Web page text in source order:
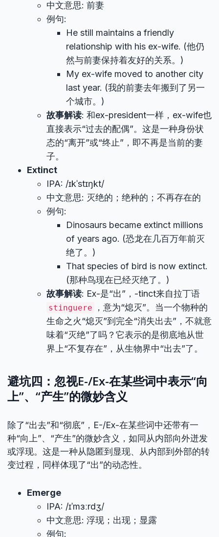
中文意思: 前妻
例句:
He still maintains a friendly
relationship with his ex-wife. (他仍
然与前妻保持着友好的关系。)
My ex-wife moved to another city
last year. (我的前妻去年搬到了另一
个城市。)
故事解读: 和ex-president一样，ex-wife也
直接表示“过去的配偶”。这是一种身份状
态的“离开”或“终止”，即不再是当前的妻
子。
Extinct
IPA: /ɪkˈstɪŋkt/
中文意思: 灭绝的；绝种的；不再存在的
例句:
Dinosaurs became extinct millions
of years ago. (恐龙在几百万年前灭
绝了。)
That species of bird is now extinct.
(那种鸟现在已经灭绝了。)
故事解读: Ex-是“出”，-tinct来自拉丁语
stinguere
，意为“熄灭”。当一个物种的
生命之火“熄灭”到完全“消失出去”，不就意
味着“灭绝”了吗？它表示的是彻底地从世
界上“不复存在”，从生物界中“出去”了。
避坑四：忽视E-/Ex-在某些词中表示“向
上”、“产生”的微妙含义
除了“出去”和“彻底”，E-/Ex-在某些词中还带有一
种“向上”、“产生”的微妙含义，如同从内部向外迸发
或浮现。这是一种从隐匿到显现、从内部到外部的转
变过程，同样体现了“出”的动态性。
Emerge
IPA: /ɪˈmɜːrdʒ/
中文意思: 浮现；出现；显露
例句: